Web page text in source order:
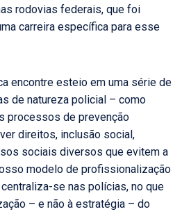
rodovias federais, que foi
carreira específica para esse
encontre esteio em uma série de
de natureza policial – como
processos de prevenção
direitos, inclusão social,
sociais diversos que evitem a
modelo de profissionalização
se nas polícias, no que
– e não à estratégia – do